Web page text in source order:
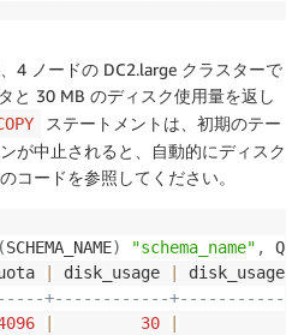
4 ノードの DC2.large クラスターで
と 30 MB のディスク使用量を返し
ステートメントは、初期のテー
が中止されると、自動的にディスク
コードを参照してください。
(SCHEMA_NAME) "schema_name" ,
disk_usage
+------------
30